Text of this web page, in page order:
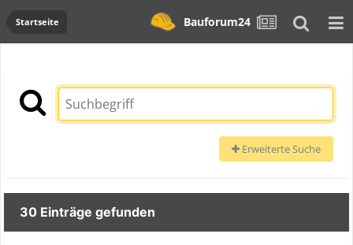
Startseite Bauforum24
Erweiterte Suche
30 Einträge gefunden